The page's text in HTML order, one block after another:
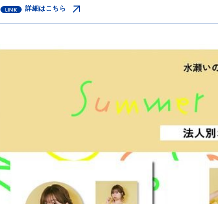
詳細はこちら